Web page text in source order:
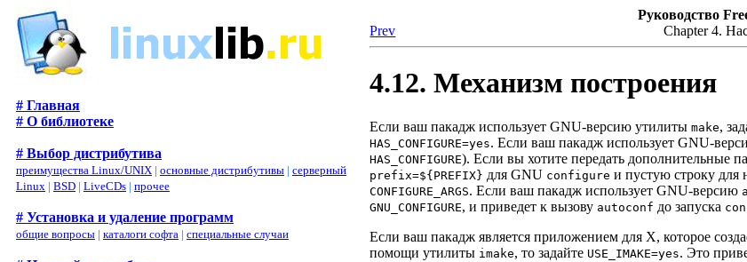
# Главная
# О библиотеке
# Выбор дистрибутива
преимущества Linux/UNIX | основные дистрибутивы | серверный
Linux | BSD | LiveCDs | прочее
# Установка и удаление программ
общие вопросы | каталоги софта | специальные случаи
Руководство
Prev
Chapter 4.
4.12. Механизм построения
Если ваш пакадж использует GNU-версию утилитыmake,
HAS_CONFIGURE=yes. Если ваш пакадж использует GNU-
HAS_CONFIGURE). Если вы хотите передать дополнительные
prefix=${PREFIX} для GNU configure и пустую строку для
CONFIGURE_ARGS. Если ваш пакадж использует GNU-версию
GNU_CONFIGURE, и приведет к вызову autoconf до запуска
Если ваш пакадж является приложением для X, которое
помощи утилиты imake, то задайте USE_IMAKE=yes. Это